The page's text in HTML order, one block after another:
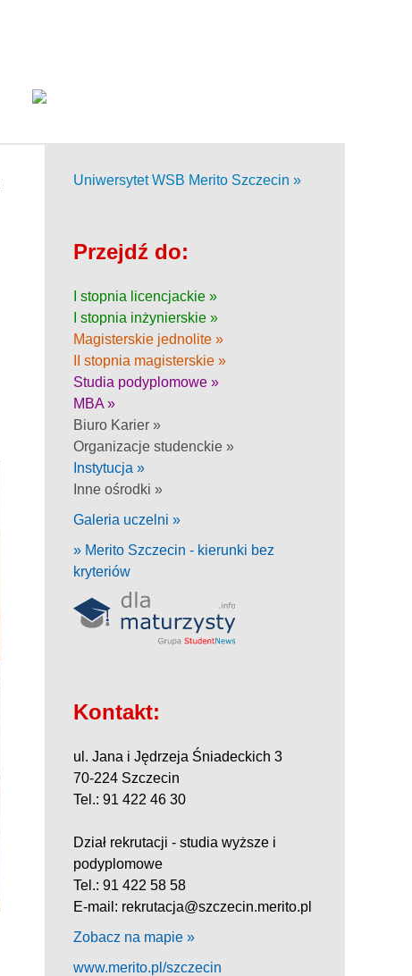
Uniwersytet WSB Merito Szczecin »
Przejdź do:
I stopnia licencjackie »
I stopnia inżynierskie »
Magisterskie jednolite »
II stopnia magisterskie »
Studia podyplomowe »
MBA »
Biuro Karier »
Organizacje studenckie »
Instytucja »
Inne ośrodki »
Galeria uczelni »
» Merito Szczecin - kierunki bez
kryteriów
Kontakt:
ul. Jana i Jędrzeja Śniadeckich 3
70-224 Szczecin
Tel.: 91 422 46 30
Dział rekrutacji - studia wyższe i
podyplomowe
Tel.: 91 422 58 58
E-mail: rekrutacja@szczecin.merito.pl
Zobacz na mapie »
www.merito.pl/szczecin